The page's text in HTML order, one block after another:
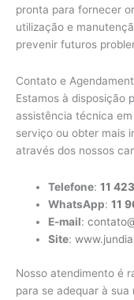
pronta para fornecer
utilização e
prevenir futuros
Contato e
Estamos à disposição
assistência técnica
serviço ou obter mais
através dos nossos
Telefone:11
WhatsApp:11
E-mail:
Site:
Nosso atendimento é
para se adequar à